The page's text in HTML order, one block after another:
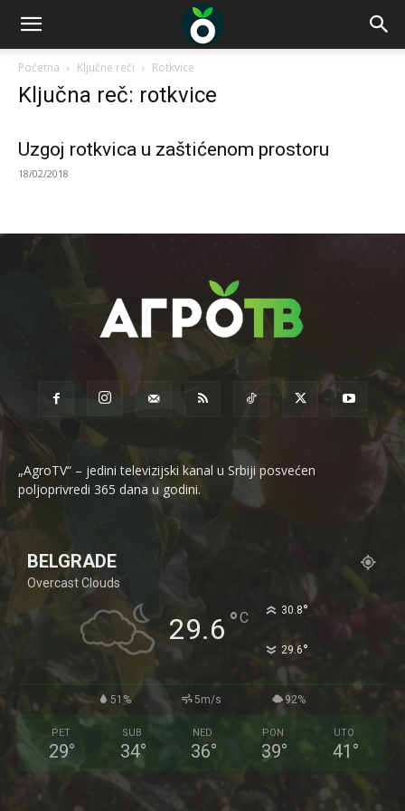
Početna Ključne reči Rotkvice
Ključna reč: rotkvice
Uzgoj rotkvica u zaštićenom prostoru
18/02/2018
„AgroTV“ – jedini televizijski kanal u Srbiji posvećen
poljoprivredi 365 dana u godini.
BELGRADE
Overcast Clouds
29.6 °C 30.8°
29.6°
51% 5m/s 92%
PET
29°
SUB
34°
NED
36°
PON
39°
UTO
41 °